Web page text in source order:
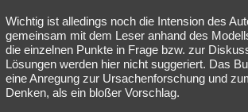
Wichtig ist alledings noch die Intension des
gemeinsam mit dem Leser anhand des
die einzelnen Punkte in Frage bzw. zur
Lösungen werden hier nicht suggeriert. Das
eine Anregung zur Ursachenforschung und
Denken, als ein bloßer Vorschlag.